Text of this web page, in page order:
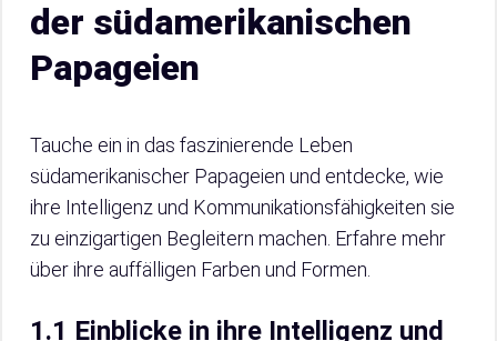
der südamerikanischen
Papageien
Tauche ein in das faszinierende Leben
südamerikanischer Papageien und entdecke, wie
ihre Intelligenz und Kommunikationsfähigkeiten sie
zu einzigartigen Begleitern machen. Erfahre mehr
über ihre auffälligen Farben und Formen.
1.1 Einblicke in ihre Intelligenz und